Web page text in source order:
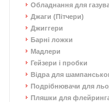
Обладнання для
Джаги (Пітчери)
Джиггери
Барні ложки
Мадлери
Гейзери і пробки
Відра для
Подрібнювачи для
Пляшки для